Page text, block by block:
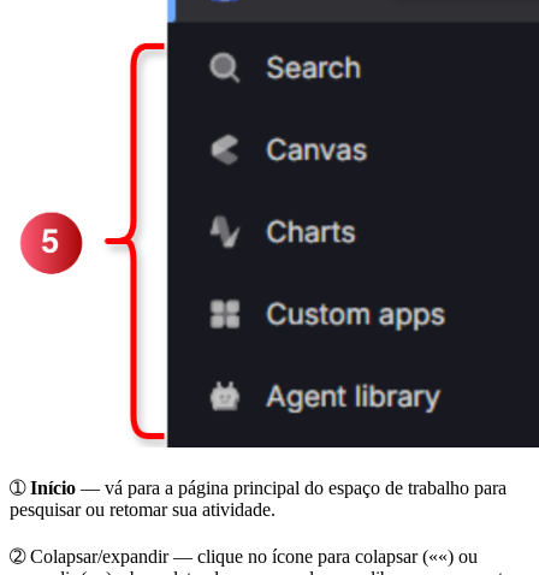
➀Início — vá para a página principal do espaço de trabalho para
pesquisar ou retomar sua atividade.
➁Colapsar/expandir— clique no ícone para colapsar (««) ou